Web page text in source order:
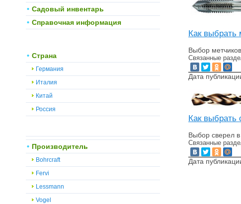
Садовый инвентарь
Справочная информация
Страна
Германия
Италия
Китай
Россия
Производитель
Bohrcraft
Fervi
Lessmann
Vogel
Как выбрать
Выбор
Связанные
Дата
Как выбрать
Выбор сверел в
Связанные
Дата